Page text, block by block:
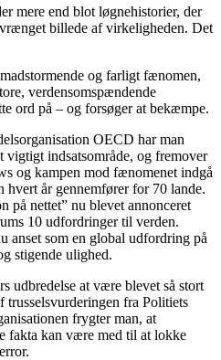
mere end blot løgnehistorier, der
billede af virkeligheden. Det
og farligt fænomen,
verdensomspændende
ord på – og forsøger at bekæmpe.
OECD har man
vigtigt indsatsområde, og fremover
og kampen mod fænomenet indgå
hvert år gennemfører for 70 lande.
på nettet” nu blevet annonceret
10 udfordringer til verden.
anset som en global udfordring på
stigende ulighed.
udbredelse at være blevet så stort
trusselsvurderingen fra Politiets
frygter man, at
fakta kan være med til at lokke